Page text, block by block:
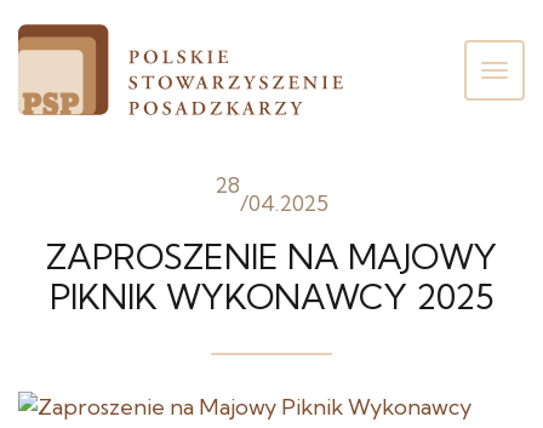
28
/04.2025
ZAPROSZENIE NA MAJOWY
PIKNIK WYKONAWCY 2025